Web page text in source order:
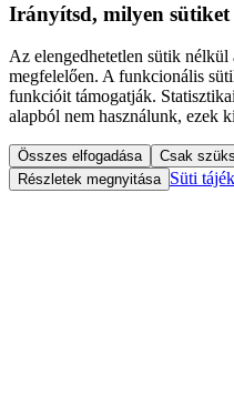
Irányítsd, milyen sütiket
Az elengedhetetlen sütik
megfelelően. A funkcionális
funkcióit támogatják.
alapból nem használunk, ezek
Összes elfogadása Csak
Részletek megnyitása Süti